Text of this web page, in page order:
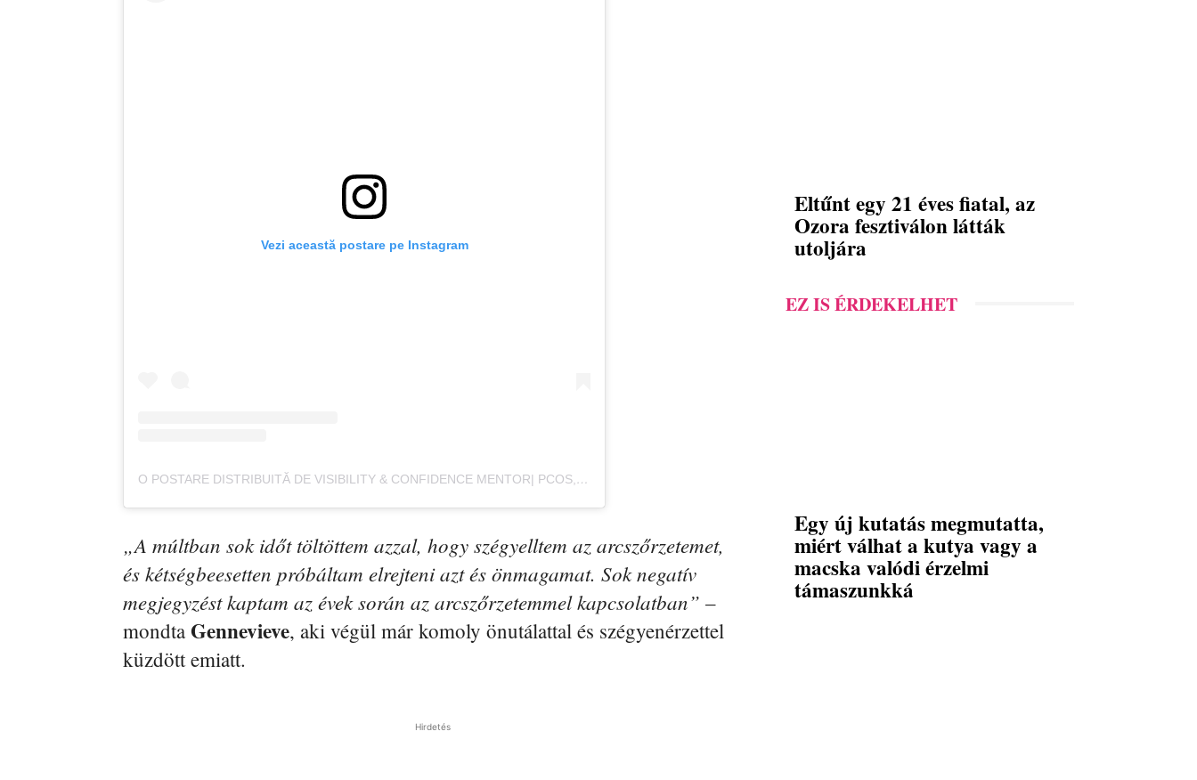
Vezi această postare pe Instagram
O POSTARE DISTRIBUITĂ DE VISIBILITY & CONFIDENCE MENTOR| PCOS, HIRSUTISM & ENTREPRENEURS (@BEARDEDLADYG)
„A múltban sok időt töltöttem azzal, hogy szégyelltem az arcszőrzetemet,
és kétségbeesetten próbáltam elrejteni azt és önmagamat. Sok negatív
megjegyzést kaptam az évek során az arcszőrzetemmel kapcsolatban” –
mondta Gennevieve, aki végül már komoly önutálattal és szégyenérzettel
küzdött emiatt.
Hirdetés
Eltűnt egy 21 éves fiatal, az
Ozora fesztiválon látták
utoljára
EZ IS ÉRDEKELHET
Egy új kutatás megmutatta,
miért válhat a kutya vagy a
macska valódi érzelmi
támaszunkká